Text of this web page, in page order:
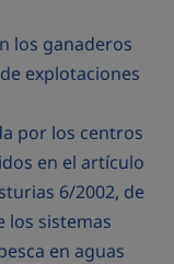
los ganaderos
explotaciones
por los centros
en el artículo
6/2002, de
los sistemas
en aguas